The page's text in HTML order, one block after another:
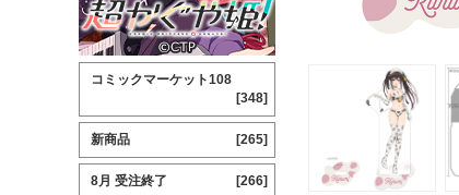
コミックマーケット108
[348]
新商品 [265]
8月 受注終了 [266]